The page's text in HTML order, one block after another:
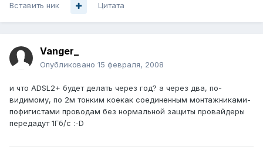
Вставить ник Цитата
Vanger_
Опубликовано 15 февраля, 2008
и что ADSL2+ будет делать через год? а через два, по-
видимому, по 2м тонким коекак соединенным монтажниками-
пофигистами проводам без нормальной защиты провайдеры
передадут 1Гб/с :-D